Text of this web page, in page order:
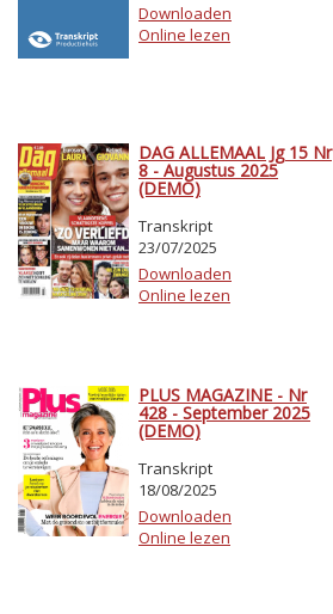
Downloaden
Online lezen
DAG ALLEMAAL Jg 15 Nr
8 - Augustus 2025
(DEMO)
Transkript
23/07/2025
Downloaden
Online lezen
PLUS MAGAZINE - Nr
428 - September 2025
(DEMO)
Transkript
18/08/2025
Downloaden
Online lezen